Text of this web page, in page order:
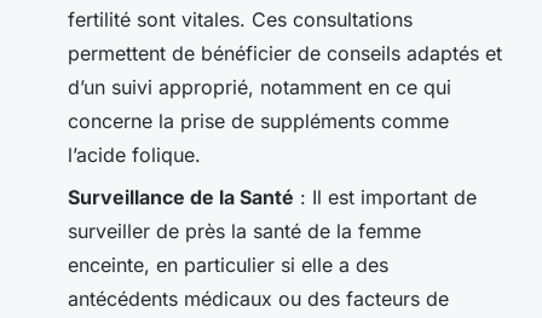
fertilité sont vitales. Ces consultations
permettent de bénéficier de conseils adaptés et
d’un suivi approprié, notamment en ce qui
concerne la prise de suppléments comme
l’acide folique.
Surveillance de la Santé : Il est important de
surveiller de près la santé de la femme
enceinte, en particulier si elle a des
antécédents médicaux ou des facteurs de